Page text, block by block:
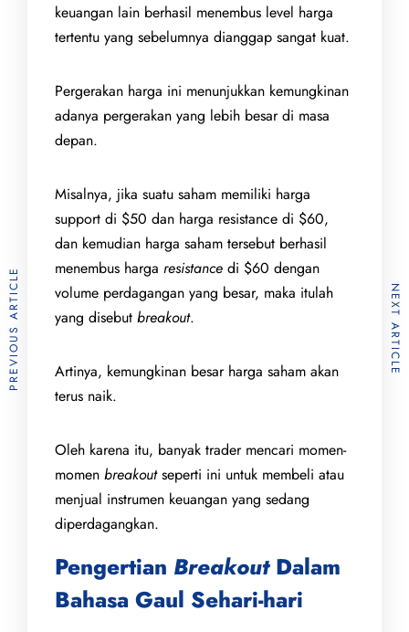
keuangan lain berhasil menembus level harga
tertentu yang sebelumnya dianggap sangat kuat.
Pergerakan harga ini menunjukkan kemungkinan
adanya pergerakan yang lebih besar di masa
depan.
Misalnya, jika suatu saham memiliki harga
support di $50 dan harga resistance di $60,
dan kemudian harga saham tersebut berhasil
menembus harga resistance di $60 dengan
volume perdagangan yang besar, maka itulah
yang disebut breakout.
Artinya, kemungkinan besar harga saham akan
terus naik.
Oleh karena itu, banyak trader mencari momen-
momen breakoutseperti ini untuk membeli atau
menjual instrumen keuangan yang sedang
diperdagangkan.
Pengertian Breakout Dalam
Bahasa Gaul Sehari-hari
PREVIOUS ARTICLE NEXT ARTICLE